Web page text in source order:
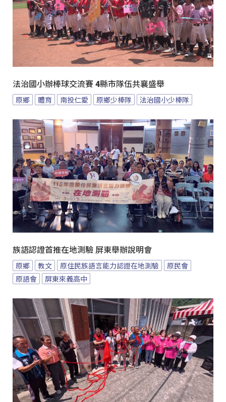
法治國小辦棒球交流賽 4縣市隊伍共襄盛舉
原鄉 體育 南投仁愛 原鄉少棒隊 法治國小少棒隊
族語認證首推在地測驗 屏東舉辦說明會
原鄉 教文 原住民族語言能力認證在地測驗
原民會
原語會
屏東來義高中